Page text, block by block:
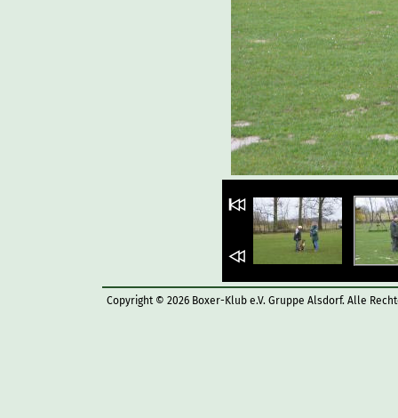
Copyright © 2026 Boxer-Klub e.V. Gruppe Alsdorf. Alle